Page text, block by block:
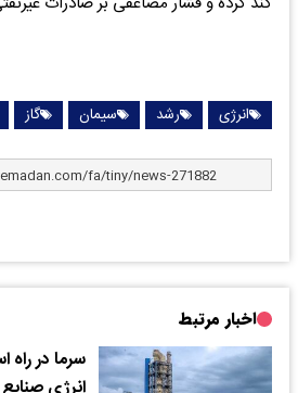
انرژی رشد سیمان گاز
اخبار مرتبط
سرما در